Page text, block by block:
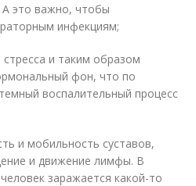
А это важно, чтобы
инфекциям;
и таким образом
фон, что по
воспалительный процесс
и мобильность суставов,
и движение лимфы. В
заражается какой-то